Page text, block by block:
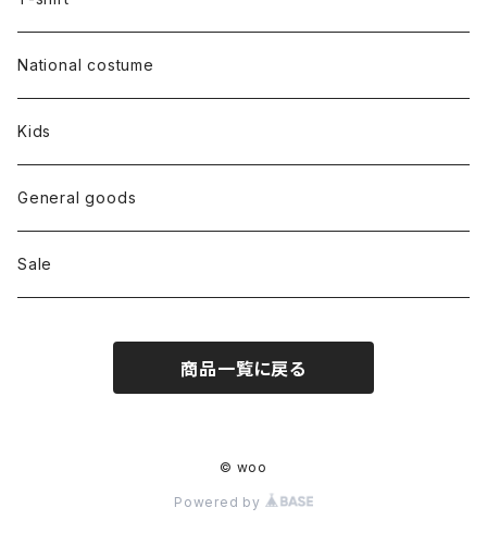
Dress
Tops
Bottoms
Shoes
National costume
Kids
General goods
Sale
商品一覧に戻る
© woo
Powered by